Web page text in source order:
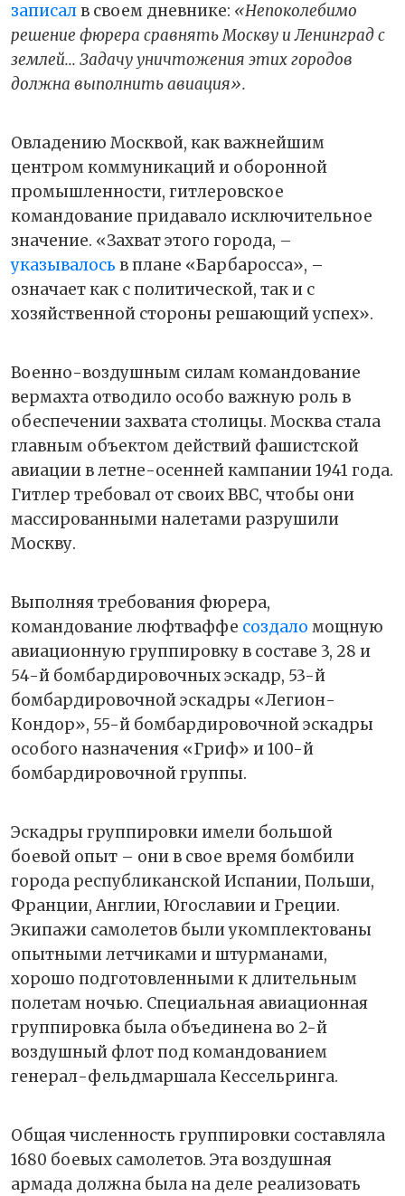
записалв своем дневнике: «Непоколебимо
решение фюрера сравнять Москву и Ленинград с
землей... Задачу уничтожения этих городов
должна выполнить авиация».
Овладению Москвой, как важнейшим
центром коммуникаций и оборонной
промышленности, гитлеровское
командование придавало исключительное
значение. «Захват этого города, –
указывалось в плане «Барбаросса», –
означает как с политической, так и с
хозяйственной стороны решающий успех».
Военно-воздушным силам командование
вермахта отводило особо важную роль в
обеспечении захвата столицы. Москва стала
главным объектом действий фашистской
авиации в летне-осенней кампании 1941 года.
Гитлер требовал от своих ВВС, чтобы они
массированными налетами разрушили
Москву.
Выполняя требования фюрера,
командование люфтваффе создало мощную
авиационную группировку в составе 3, 28 и
54-й бомбардировочных эскадр, 53-й
бомбардировочной эскадры «Легион-
Кондор», 55-й бомбардировочной эскадры
особого назначения «Гриф» и 100-й
бомбардировочной группы.
Эскадры группировки имели большой
боевой опыт – они в свое время бомбили
города республиканской Испании, Польши,
Франции, Англии, Югославии и Греции.
Экипажи самолетов были укомплектованы
опытными летчиками и штурманами,
хорошо подготовленными к длительным
полетам ночью. Специальная авиационная
группировка была объединена во 2-й
воздушный флот под командованием
генерал-фельдмаршала Кессельринга.
Общая численность группировки составляла
1680 боевых самолетов. Эта воздушная
армада должна была на деле реализовать